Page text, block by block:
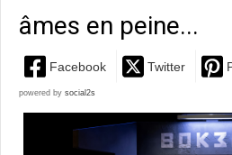
âmes en peine...
Facebook Twitter
powered by social2s